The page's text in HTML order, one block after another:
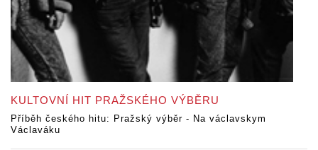
KULTOVNÍ HIT PRAŽSKÉHO VÝBĚRU
Příběh českého hitu: Pražský výběr - Na václavskym
Václaváku